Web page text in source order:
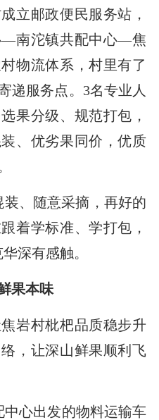
立邮政便民服务站，
—南沱镇共配中心—焦
物流体系，村里有了
递服务点。3名专业人
果分级、规范打包，
、优劣果同价，优质
、随意采摘，再好的
着学标准、学打包，
深有感触。
果本味
岩村枇杷品质稳步升
，让深山鲜果顺利飞
心出发的物料运输车